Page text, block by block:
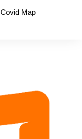
Covid Map